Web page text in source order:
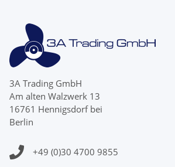
3A Trading GmbH
Am alten Walzwerk 13
16761 Hennigsdorf bei
Berlin
+49 (0)30 4700 9855